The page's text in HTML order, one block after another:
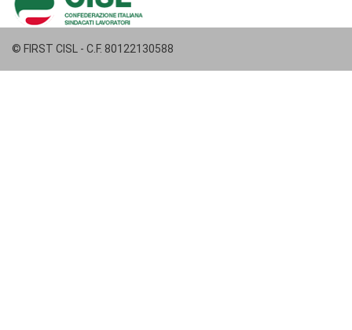
© FIRST CISL - C.F. 80122130588